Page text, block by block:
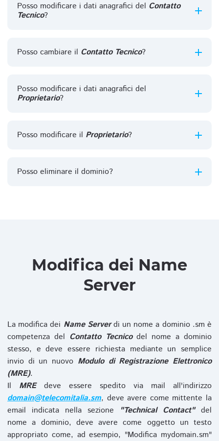
Posso modificare i dati anagrafici del Contatto
Tecnico?
Posso cambiare il Contatto Tecnico?
Posso modificare i dati anagrafici del
Proprietario?
Posso modificare il Proprietario?
Posso eliminare il dominio?
Modifica dei Name
Server
La modifica dei Name Serverdi un nome a dominio .sm è
competenza del Contatto Tecnicodel nome a dominio
stesso, e deve essere richiesta mediante un semplice
invio di un nuovo Modulo di Registrazione Elettronico
(MRE).
Il MREdeve essere spedito via mail all'indirizzo
domain@telecomitalia.sm, deve avere come mittente la
email indicata nella sezione
"Technical Contact"del
nome a dominio, deve avere come oggetto un testo
appropriato come, ad esempio, "Modifica mydomain.sm"